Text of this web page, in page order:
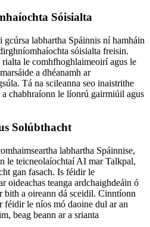
Sóisialta
gcúrsa labhartha Spáinnis ní hamháin
sóisialta freisin.
le comhfhoghlaimeoirí agus le
a dhéanamh ar
Tá na scileanna seo inaistrithe
chabhraíonn le líonrú gairmiúil agus
Solúbthacht
labhartha Spáinnise,
le teicneolaíochtaí AI mar Talkpal,
gan fasach. Is féidir le
oideachas teanga ardchaighdeáin ó
bith a oireann dá sceidil. Cinntíonn
féidir le níos mó daoine dul ar an
beag beann ar a srianta